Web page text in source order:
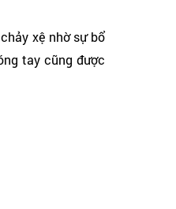
xệ nhờ sự bổ
tay cũng được